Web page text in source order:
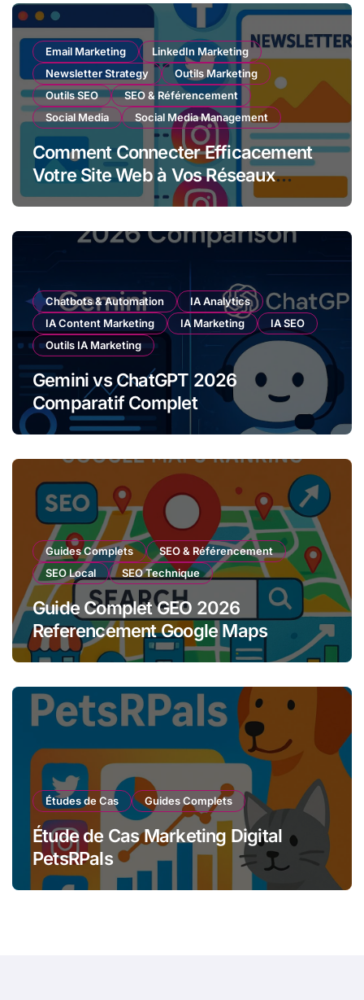
Email Marketing
LinkedIn Marketing
Newsletter Strategy
Outils Marketing
Outils SEO
SEO & Référencement
Social Media
Social Media Management
Comment Connecter Efficacement
Votre Site Web à Vos Réseaux
Sociaux et Newsletter
Chatbots & Automation
IA Analytics
IA Content Marketing
IA Marketing
IA SEO
Outils IA Marketing
Gemini vs ChatGPT 2026
Comparatif Complet
Guides Complets
SEO & Référencement
SEO Local
SEO Technique
Guide Complet GEO 2026
Referencement Google Maps
Études de Cas Guides Complets
Étude de Cas Marketing Digital
PetsRPals